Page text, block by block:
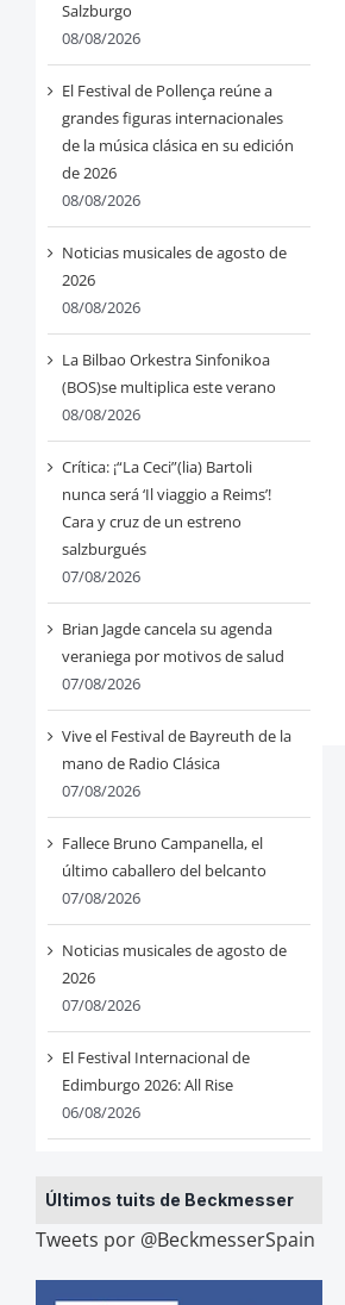
Salzburgo
08/08/2026
El Festival de Pollença reúne a
grandes figuras internacionales
de la música clásica en su edición
de 2026
08/08/2026
Noticias musicales de agosto de
2026
08/08/2026
La Bilbao Orkestra Sinfonikoa
(BOS)se multiplica este verano
08/08/2026
Crítica: ¡“La Ceci”(lia) Bartoli
nunca será ‘Il viaggio a Reims’!
Cara y cruz de un estreno
salzburgués
07/08/2026
Brian Jagde cancela su agenda
veraniega por motivos de salud
07/08/2026
Vive el Festival de Bayreuth de la
mano de Radio Clásica
07/08/2026
Fallece Bruno Campanella, el
último caballero del belcanto
07/08/2026
Noticias musicales de agosto de
2026
07/08/2026
El Festival Internacional de
Edimburgo 2026: All Rise
06/08/2026
Últimos tuits de Beckmesser
Tweets por @BeckmesserSpain